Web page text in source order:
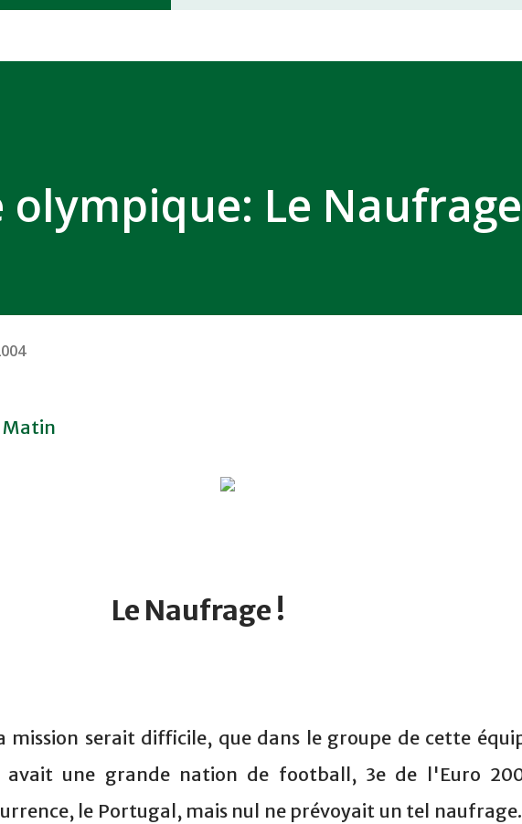
olympique: Le
Matin
Le Naufrage !
mission serait difficile, que dans le groupe de cette
avait une grande nation de football, 3e de l'Euro
le Portugal, mais nul ne prévoyait un tel